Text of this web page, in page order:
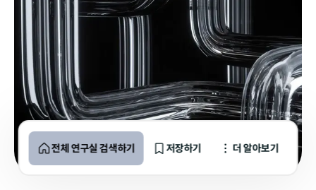
전체 연구실 검색하기 저장하기 더 알아보기